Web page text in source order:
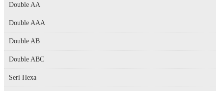
Double AA
Double AAA
Double AB
Double ABC
Seri Hexa